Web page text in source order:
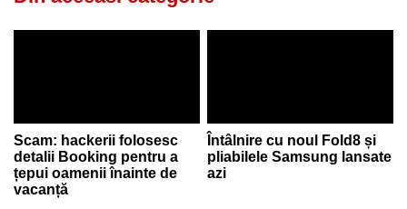
Scam: hackerii folosesc
detalii Booking pentru a
țepui oamenii înainte de
vacanță
Întâlnire cu noul Fold8 și
pliabilele Samsung lansate
azi